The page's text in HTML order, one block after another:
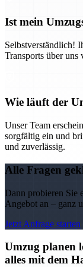
Ist mein
Selbstverständlich!
Transports über uns
Wie läuft der
Unser Team
sorgfältig ein und
und zuverlässig.
Alle Fragen
Dann probieren Sie
Angebot an – ganz
Jetzt Anfrage starten
Umzug planen
alles mit dem